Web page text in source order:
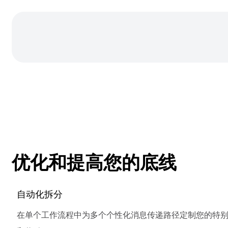
优化和提高您的底线
自动化拆分
在单个工作流程中为多个个性化消息传递路径定制您的特